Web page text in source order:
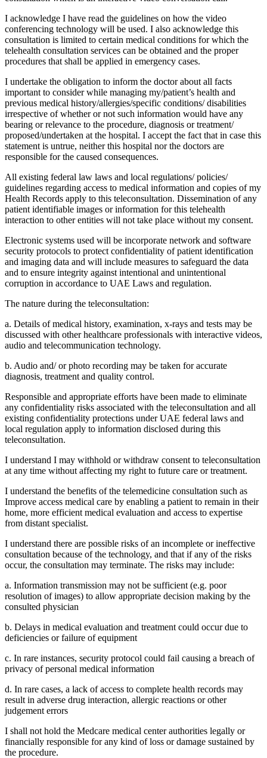
I acknowledge I have read the guidelines on how the video
conferencing technology will be used. I also acknowledge this
consultation is limited to certain medical conditions for which the
telehealth consultation services can be obtained and the proper
procedures that shall be applied in emergency cases.
I undertake the obligation to inform the doctor about all facts
important to consider while managing my/patient’s health and
previous medical history/allergies/specific conditions/ disabilities
irrespective of whether or not such information would have any
bearing or relevance to the procedure, diagnosis or treatment/
proposed/undertaken at the hospital. I accept the fact that in case this
statement is untrue, neither this hospital nor the doctors are
responsible for the caused consequences.
All existing federal law laws and local regulations/ policies/
guidelines regarding access to medical information and copies of my
Health Records apply to this teleconsultation. Dissemination of any
patient identifiable images or information for this telehealth
interaction to other entities will not take place without my consent.
Electronic systems used will be incorporate network and software
security protocols to protect confidentiality of patient identification
and imaging data and will include measures to safeguard the data
and to ensure integrity against intentional and unintentional
corruption in accordance to UAE Laws and regulation.
The nature during the teleconsultation:
a. Details of medical history, examination, x-rays and tests may be
discussed with other healthcare professionals with interactive videos,
audio and telecommunication technology.
b. Audio and/ or photo recording may be taken for accurate
diagnosis, treatment and quality control.
Responsible and appropriate efforts have been made to eliminate
any confidentiality risks associated with the teleconsultation and all
existing confidentiality protections under UAE federal laws and
local regulation apply to information disclosed during this
teleconsultation.
I understand I may withhold or withdraw consent to teleconsultation
at any time without affecting my right to future care or treatment.
I understand the benefits of the telemedicine consultation such as
Improve access medical care by enabling a patient to remain in their
home, more efficient medical evaluation and access to expertise
from distant specialist.
I understand there are possible risks of an incomplete or ineffective
consultation because of the technology, and that if any of the risks
occur, the consultation may terminate. The risks may include:
a. Information transmission may not be sufficient (e.g. poor
resolution of images) to allow appropriate decision making by the
consulted physician
b. Delays in medical evaluation and treatment could occur due to
deficiencies or failure of equipment
c. In rare instances, security protocol could fail causing a breach of
privacy of personal medical information
d. In rare cases, a lack of access to complete health records may
result in adverse drug interaction, allergic reactions or other
judgement errors
I shall not hold the Medcare medical center authorities legally or
financially responsible for any kind of loss or damage sustained by
the procedure.